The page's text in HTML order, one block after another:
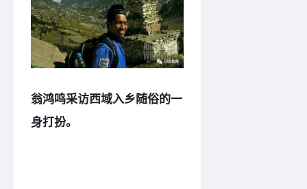
翁鸿鸣采访西域入乡随俗的一
身打扮。